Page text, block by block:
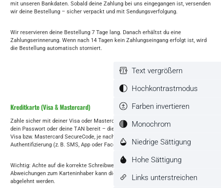
mit unseren Bankdaten. Sobald deine Zahlung bei uns eingegangen ist, versenden
wir deine Bestellung – sicher verpackt und mit Sendungsverfolgung.
Wir reservieren deine Bestellung 7 Tage lang. Danach erhältst du eine
Zahlungserinnerung. Wenn nach 14 Tagen kein Zahlungseingang erfolgt ist, wird
die Bestellung automatisch storniert.
Kreditkarte (Visa & Mastercard)
Zahle sicher mit deiner Visa oder Mastercard. Bitte halte beim Bezahl-Vorgang
dein Passwort oder deine TAN bereit – die Zahlung erfolgt über Verified by
Visa bzw. Mastercard SecureCode, je nach Bank auch mit Zwei-Faktor-
Authentifizierung (z. B. SMS, App oder Face-ID).
Wichtig: Achte auf die korrekte Schreibweise deines Namens – bei
Abweichungen zum Karteninhaber kann die Transaktion aus Sicherheitsgründen
abgelehnt werden.
Text vergrößern
Hochkontrastmodus
Farben invertieren
Monochrom
Niedrige Sättigung
Hohe Sättigung
Links unterstreichen